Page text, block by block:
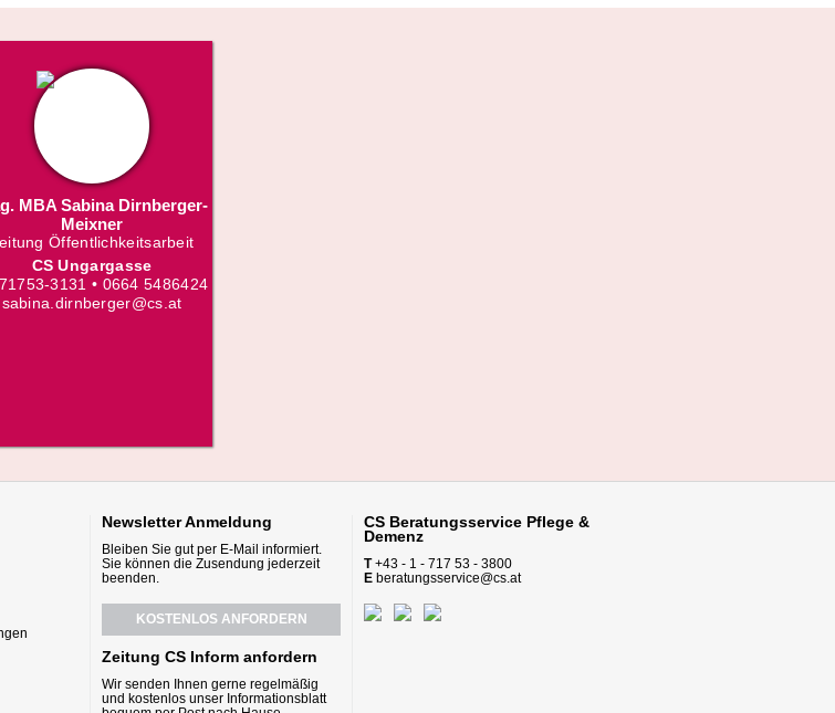
MBA Sabina Dirnberger-
Meixner
Öffentlichkeitsarbeit
CS Ungargasse
3131 • 0664 5486424
sabina.dirnberger@cs.at
NewsletterAnmeldung
Bleiben Sie gut per E-Mail informiert.
Sie können die Zusendung jederzeit
beenden.
KOSTENLOS ANFORDERN
Zeitung CS Inform anfordern
Wir senden Ihnen gerne regelmäßig
und kostenlos unser Informationsblatt
CS Beratungsservice Pflege &
Demenz
T+43 - 1 - 717 53 - 3800
E beratungsservice@cs.at